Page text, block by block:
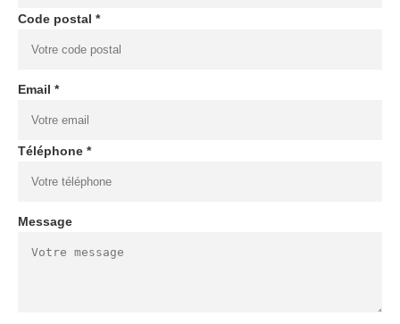
Code postal *
Email *
Téléphone *
Message